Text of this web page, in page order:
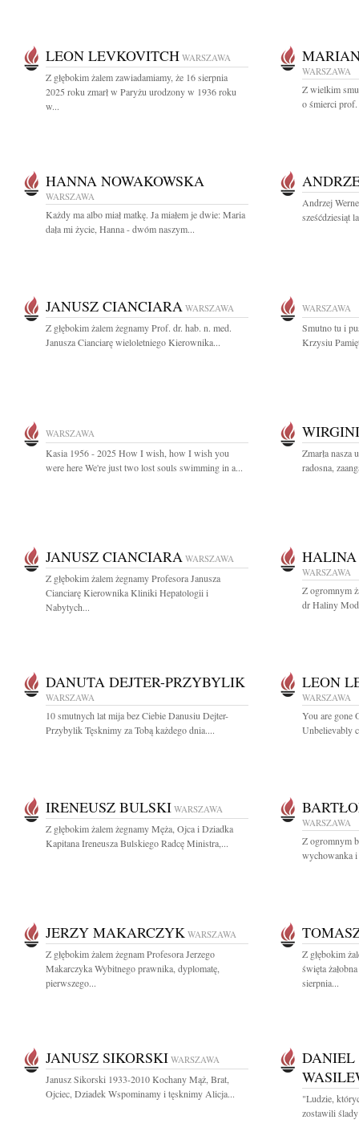
LEON LEVKOVITCH WARSZAWA
Z głębokim żalem zawiadamiamy, że 16 sierpnia
2025 roku zmarł w Paryżu urodzony w 1936 roku
w...
WARSZAWA
Z wielkim
o śmierci
HANNA NOWAKOWSKA
WARSZAWA
Każdy ma albo miał matkę. Ja miałem je dwie: Maria
dała mi życie, Hanna - dwóm naszym...
Andrzej
sześćdziesiąt
JANUSZ CIANCIARA WARSZAWA
Z głębokim żalem żegnamy Prof. dr. hab. n. med.
Janusza Cianciarę wieloletniego Kierownika...
WARSZAWA
Smutno tu i
Krzysiu
WARSZAWA
Kasia 1956 - 2025 How I wish, how I wish you
were here We're just two lost souls swimming in a...
Zmarła nasza
radosna,
JANUSZ CIANCIARA WARSZAWA
Z głębokim żalem żegnamy Profesora Janusza
Cianciarę Kierownika Kliniki Hepatologii i
Nabytych...
HALINA
WARSZAWA
Z ogromnym
dr Haliny
DANUTA DEJTER-PRZYBYLIK
WARSZAWA
10 smutnych lat mija bez Ciebie Danusiu Dejter-
Przybylik Tęsknimy za Tobą każdego dnia....
LEON
WARSZAWA
You are gone
Unbelievably
IRENEUSZ BULSKI WARSZAWA
Z głębokim żalem żegnamy Męża, Ojca i Dziadka
Kapitana Ireneusza Bulskiego Radcę Ministra,...
WARSZAWA
Z ogromnym
wychowanka
JERZY MAKARCZYK WARSZAWA
Z głębokim żalem żegnam Profesora Jerzego
Makarczyka Wybitnego prawnika, dyplomatę,
pierwszego...
Z głębokim
święta
sierpnia...
JANUSZ SIKORSKI WARSZAWA
Janusz Sikorski 1933-2010 Kochany Mąż, Brat,
Ojciec, Dziadek Wspominamy i tęsknimy Alicja...
DANIEL
"Ludzie,
zostawili